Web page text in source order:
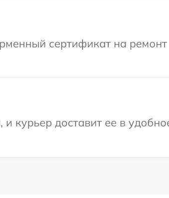
сертификат на ремонт
курьер доставит ее в